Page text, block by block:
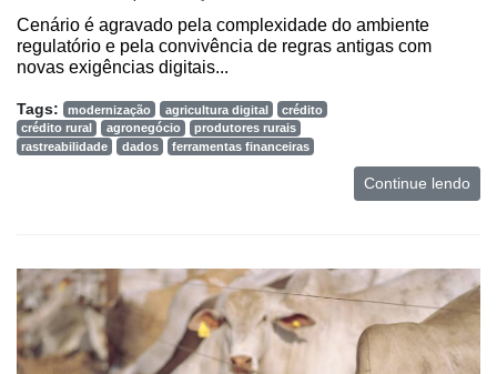
Cenário é agravado pela complexidade do ambiente
regulatório e pela convivência de regras antigas com
novas exigências digitais...
Tags: modernização agricultura digital
crédito
crédito rural
agronegócio
produtores rurais
rastreabilidade
dados ferramentas financeiras
Continue lendo